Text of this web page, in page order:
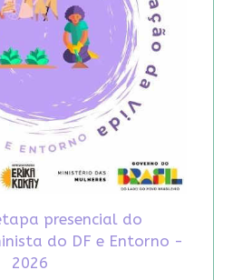
presencial do
do DF e Entorno -
2026